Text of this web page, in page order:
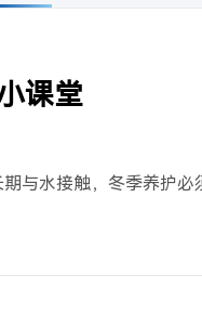
课堂
与水接触，冬季养护